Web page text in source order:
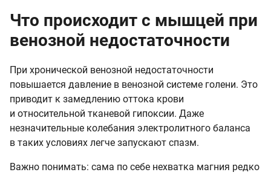
Что происходит с мышцей при
венозной недостаточности
При хронической венозной недостаточности
повышается давление в венозной системе голени. Это
приводит к замедлению оттока крови
и относительной тканевой гипоксии. Даже
незначительные колебания электролитного баланса
в таких условиях легче запускают спазм.
Важно понимать: сама по себе нехватка магния редко